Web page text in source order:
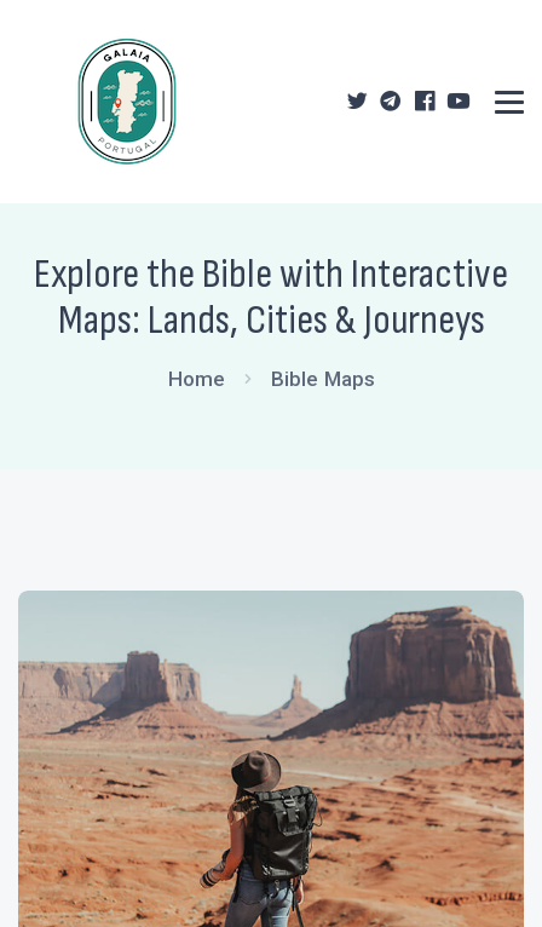
Explore the Bible with Interactive
Maps: Lands, Cities & Journeys
Home Bible Maps